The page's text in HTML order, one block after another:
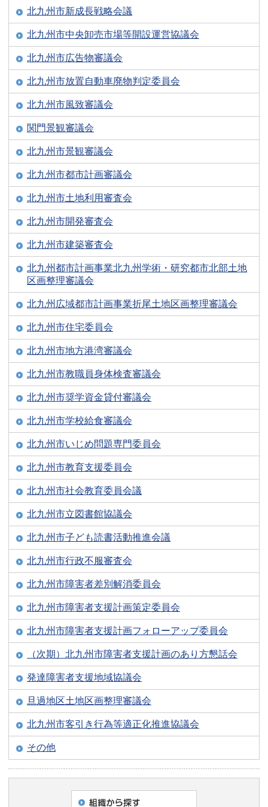
北九州市新成長戦略会議
北九州市中央卸売市場等開設運営協議会
北九州市広告物審議会
北九州市放置自動車廃物判定委員会
北九州市風致審議会
関門景観審議会
北九州市景観審議会
北九州市都市計画審議会
北九州市土地利用審査会
北九州市開発審査会
北九州市建築審査会
北九州都市計画事業北九州学術・研究都市北部土地
区画整理審議会
北九州広域都市計画事業折尾土地区画整理審議会
北九州市住宅委員会
北九州市地方港湾審議会
北九州市教職員身体検査審議会
北九州市奨学資金貸付審議会
北九州市学校給食審議会
北九州市いじめ問題専門委員会
北九州市教育支援委員会
北九州市社会教育委員会議
北九州市立図書館協議会
北九州市子ども読書活動推進会議
北九州市行政不服審査会
北九州市障害者差別解消委員会
北九州市障害者支援計画策定委員会
北九州市障害者支援計画フォローアップ委員会
（次期）北九州市障害者支援計画のあり方懇話会
発達障害者支援地域協議会
旦過地区土地区画整理審議会
北九州市客引き行為等適正化推進協議会
その他